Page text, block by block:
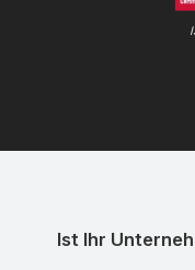
Ist Ihr